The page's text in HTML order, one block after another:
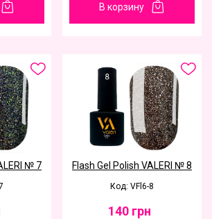
В корзину
№ 7 Flash Gel Polish VALERI № 8
Код: VFl6-8
140 грн